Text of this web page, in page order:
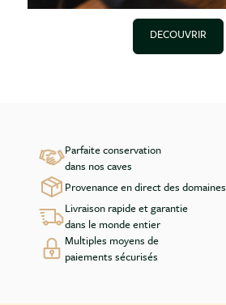
DECOUVRIR
Parfaite conservation
dans nos caves
Provenance en direct des domaines
Livraison rapide et garantie
dans le monde entier
Multiples moyens de
paiements sécurisés